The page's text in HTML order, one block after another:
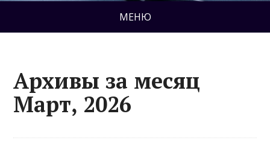
МЕНЮ
Архивы за месяц
Март, 2026